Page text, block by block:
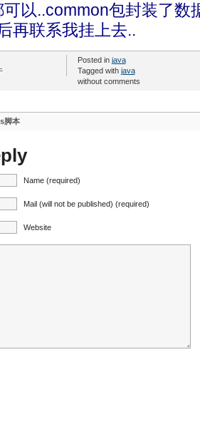
可以..common包封装了
再联系我挂上去..
Posted in java
Tagged with java
without comments
脚本
Name (required)
Mail (will not be published) (required)
Website